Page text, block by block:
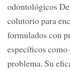
odontológicos
colutorio para
formulados con
específicos como
problema. Su